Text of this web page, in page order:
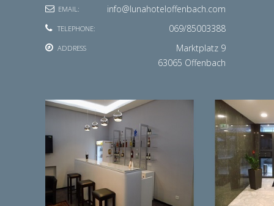
EMAIL: info@lunahoteloffenbach.com
TELEPHONE: 069/85003388
ADDRESS
Marktplatz 9
63065 Offenbach